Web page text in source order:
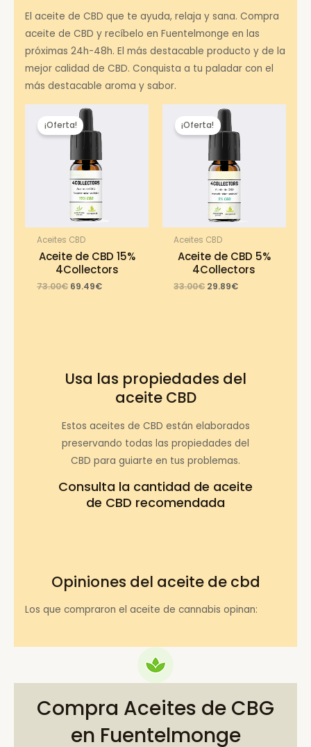
El aceite de CBD que te ayuda, relaja y sana. Compra
aceite de CBD y recíbelo en Fuentelmonge en las
próximas 24h-48h. El más destacable producto y de la
mejor calidad de CBD. Conquista a tu paladar con el
más destacable aroma y sabor.
¡Oferta!
Aceites CBD
Aceite de CBD 15%
4Collectors
73.00€ Original
69.49€Current
¡Oferta!
Aceites CBD
Aceite de CBD 5%
4Collectors
33.00€ Original
29.89€Current
Usa las propiedades del
aceite CBD
Estos aceites de CBD están elaborados
preservando todas las propiedades del
CBD para guiarte en tus problemas.
Consulta la cantidad de aceite
de CBD recomendada
Opiniones del aceite de cbd
Los que compraron el aceite de cannabis opinan:
Compra Aceites de CBG
en Fuentelmonge